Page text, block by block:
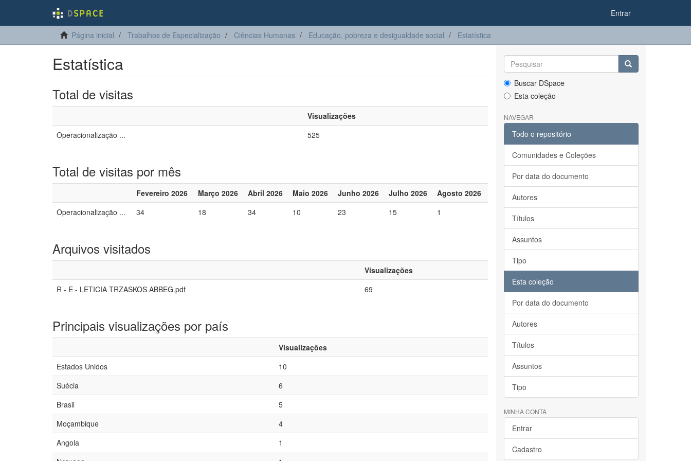
Entrar
Página inicial Trabalhos de Especialização Ciências Humanas Educação, pobreza e desigualdade social Estatística
Estatística
Total de visitas
Visualizações
Operacionalização ...
525
Total de visitas por mês
Fevereiro 2026 Março 2026 Abril 2026 Maio 2026 Junho 2026 Julho 2026
Agosto 2026
Operacionalização ...
34 18 34 10 23 15 1
Arquivos visitados
Visualizações
R - E - LETICIA TRZASKOS ABBEG.pdf
69
Principais visualizações por país
Visualizações
Estados Unidos
10
Suécia
6
Brasil
5
Moçambique
4
Angola
1
Buscar DSpace
Esta coleção
NAVEGAR
Todo o repositório
Comunidades e Coleções
Por data do documento
Autores
Títulos
Assuntos
Tipo
Esta coleção
Por data do documento
Autores
Títulos
Assuntos
Tipo
MINHA CONTA
Entrar
Cadastro